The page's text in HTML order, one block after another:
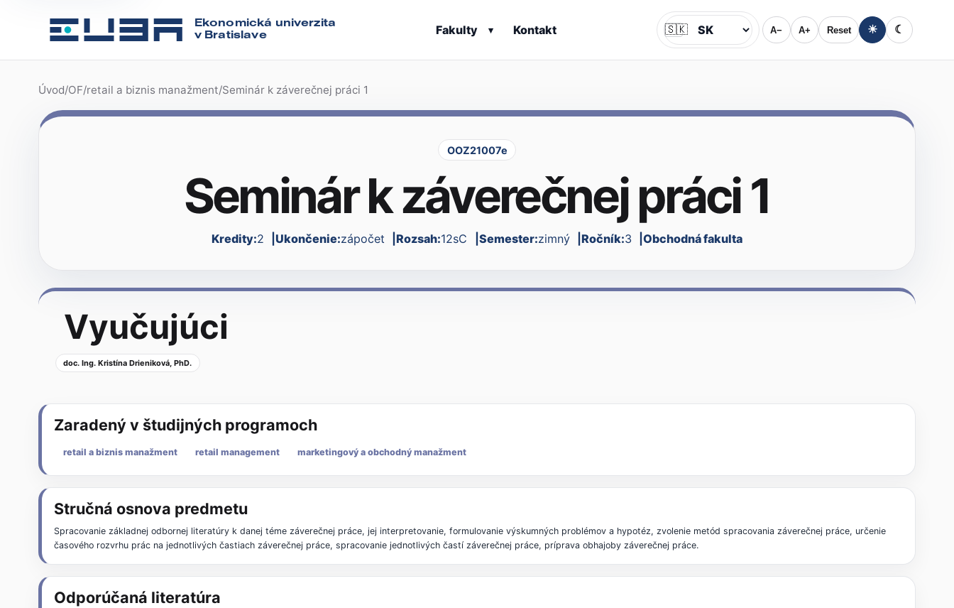
Ekonomická univerzita
v Bratislave
Fakulty ▾ Kontakt Jazyk
🇸🇰 A− A+ Reset ☀ ☾
Úvod/OF/retail a biznis manažment/Seminár k záverečnej práci 1
OOZ21007e
Seminár k záverečnej práci 1
Kredity:2 Ukončenie:zápočet Rozsah:12sC Semester:zimný Ročník:3 Obchodná fakulta
Vyučujúci
doc. Ing. Kristína Drieniková, PhD.
Zaradený v študijných programoch
retail a biznis manažment retail management marketingový a obchodný manažment
Stručná osnova predmetu
Spracovanie základnej odbornej literatúry k danej téme záverečnej práce, jej interpretovanie, formulovanie výskumných problémov a hypotéz, zvolenie metód spracovania záverečnej práce, určenie
časového rozvrhu prác na jednotlivých častiach záverečnej práce, spracovanie jednotlivých častí záverečnej práce, príprava obhajoby záverečnej práce.
Odporúčaná literatúra